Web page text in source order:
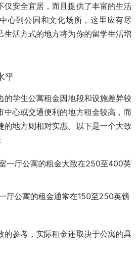
仅安全宜居，而且提供了丰富的生活
心到公园和文化场所，这里应有尽
生活方式的地方将为你的留学生活增
平
的学生公寓租金因地段和设施差异较
中心或交通便利的地方租金较高，而
的地方则相对实惠。以下是一个大致
一厅公寓的租金大致在250至400英
厅公寓的租金通常在150至250英镑
的参考，实际租金还取决于公寓的具